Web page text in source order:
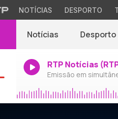
NOTÍCIAS DESPORTO
Notícias Desporto
RTP Notícias
Emissão em